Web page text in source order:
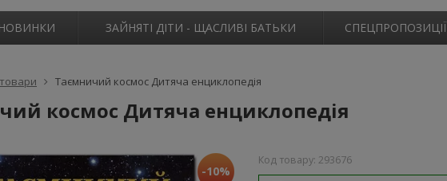
НОВИНКИ ЗАЙНЯТІ ДІТИ - ЩАСЛИВІ БАТЬКИ СПЕЦПРОПОЗИЦІЇ
товари Таємничий космос Дитяча енциклопедія
космос Дитяча енциклопедія
-10%
Код товару: 293676